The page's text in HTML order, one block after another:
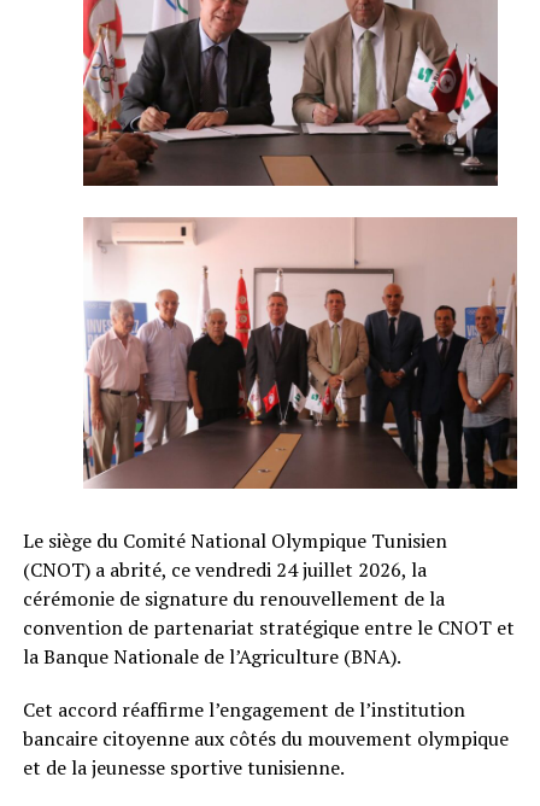
Le siège du Comité National Olympique Tunisien
(CNOT) a abrité, ce vendredi 24 juillet 2026, la
cérémonie de signature du renouvellement de la
convention de partenariat stratégique entre le CNOT et
la Banque Nationale de l’Agriculture (BNA).
Cet accord réaffirme l’engagement de l’institution
bancaire citoyenne aux côtés du mouvement olympique
et de la jeunesse sportive tunisienne.